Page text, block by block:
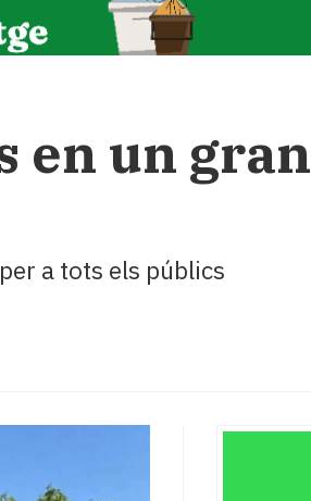
en un gran
a tots els públics